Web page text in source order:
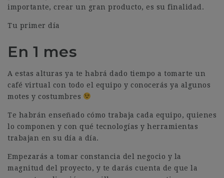
importante, crear un gran producto, es su finalidad.
Tu primer día
En 1 mes
A estas alturas ya te habrá dado tiempo a tomarte un
café virtual con todo el equipo y conocerás ya algunos
motes y costumbres
Te habrán enseñado cómo trabaja cada equipo, quienes
lo componen y con qué tecnologías y herramientas
trabajan en su día a día.
Empezarás a tomar constancia del negocio y la
magnitud del proyecto, y te darás cuenta de que la